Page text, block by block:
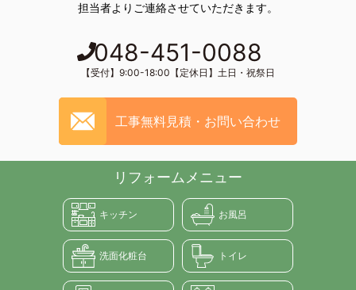
担当者よりご連絡させていただきます。
048-451-0088
【受付】9:00-18:00【定休日】土日・祝祭日
工事無料見積・お問い合わせ
リフォームメニュー
キッチン お風呂
洗面化粧台 トイレ